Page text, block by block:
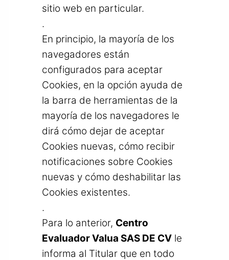
sitio web en particular.
.
En principio, la mayoría de los
navegadores están
configurados para aceptar
Cookies, en la opción ayuda de
la barra de herramientas de la
mayoría de los navegadores le
dirá cómo dejar de aceptar
Cookies nuevas, cómo recibir
notificaciones sobre Cookies
nuevas y cómo deshabilitar las
Cookies existentes.
.
Para lo anterior, Centro
Evaluador Valua SAS DE CVle
informa al Titular que en todo